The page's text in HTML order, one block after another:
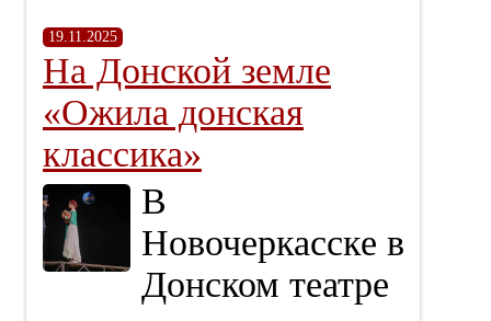
19.11.2025
На Донской земле
«Ожила донская
классика»
В
Новочеркасске в
Донском театре